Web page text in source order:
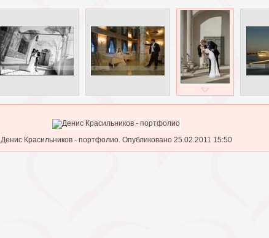
Денис Красильников - портфолио. Опубликовано 25.02.2011 15:50